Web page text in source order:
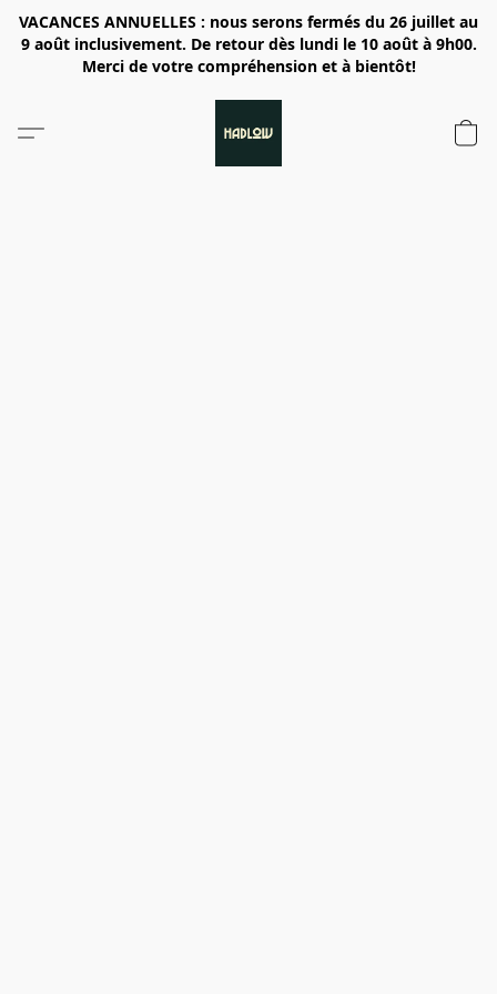
VACANCES ANNUELLES : nous serons fermés du 26 juillet au
9 août inclusivement. De retour dès lundi le 10 août à 9h00.
Merci de votre compréhension et à bientôt!